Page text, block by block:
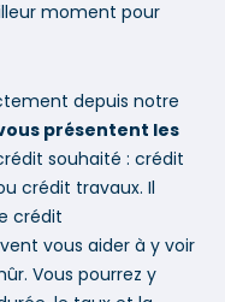
moment pour
depuis notre
présentent les
souhaité : crédit
crédit travaux. Il
crédit
vous aider à y voir
Vous pourrez y